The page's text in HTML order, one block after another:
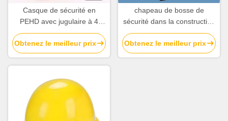
Casque de sécurité en
PEHD avec jugulaire à 4
points pour la résistance aux
chocs dans la construction
Obtenez le meilleur prix
chapeau de bosse de
sécurité dans la construction
de la norme ANSI 900g pour
l'équipement extérieur
d'alpinisme
Obtenez le meilleur prix